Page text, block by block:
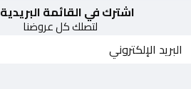
اشترك في القائمة البريدية
لتصلك كل عروضنا